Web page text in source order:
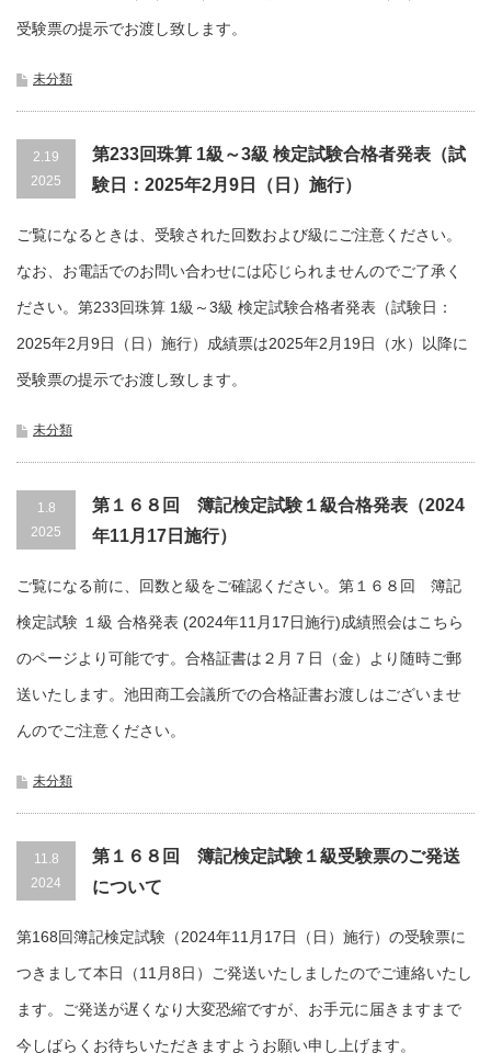
受験票の提示でお渡し致します。
未分類
2.19
2025
第233回珠算 1級～3級 検定試験合格者発表（試
験日：2025年2月9日（日）施行）
ご覧になるときは、受験された回数および級にご注意ください。
なお、お電話でのお問い合わせには応じられませんのでご了承く
ださい。第233回珠算 1級～3級 検定試験合格者発表（試験日：
2025年2月9日（日）施行）成績票は2025年2月19日（水）以降に
受験票の提示でお渡し致します。
未分類
1.8
2025
第１６８回 簿記検定試験１級合格発表（2024
年11月17日施行）
ご覧になる前に、回数と級をご確認ください。第１６８回 簿記
検定試験 １級 合格発表 (2024年11月17日施行)成績照会はこちら
のページより可能です。合格証書は２月７日（金）より随時ご郵
送いたします。池田商工会議所での合格証書お渡しはございませ
んのでご注意ください。
未分類
11.8
2024
第１６８回 簿記検定試験１級受験票のご発送
について
第168回簿記検定試験（2024年11月17日（日）施行）の受験票に
つきまして本日（11月8日）ご発送いたしましたのでご連絡いたし
ます。ご発送が遅くなり大変恐縮ですが、お手元に届きますまで
今しばらくお待ちいただきますようお願い申し上げます。